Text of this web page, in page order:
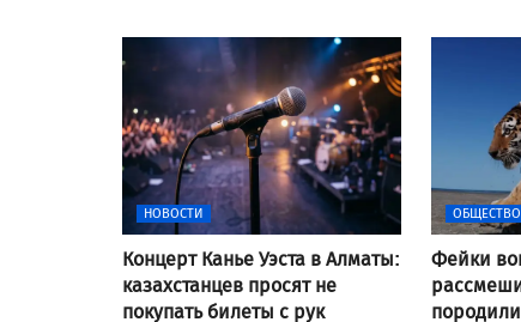
НОВОСТИ
Концерт Канье Уэста в Алматы:
казахстанцев просят не
покупать билеты с рук
ОБЩЕСТВО
Фейки